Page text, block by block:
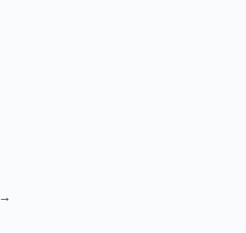
→